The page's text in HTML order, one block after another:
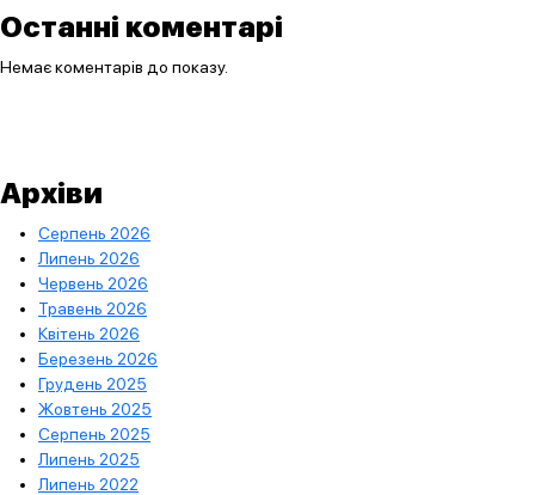
Останні коментарі
Немає коментарів до показу.
Архіви
Серпень 2026
Липень 2026
Червень 2026
Травень 2026
Квітень 2026
Березень 2026
Грудень 2025
Жовтень 2025
Серпень 2025
Липень 2025
Липень 2022